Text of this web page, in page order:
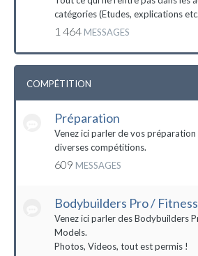
catégories (Etudes, explications
1 464 MESSAGES
COMPÉTITION
Préparation
Venez ici parler de vos
diverses compétitions.
609 MESSAGES
Bodybuilders Pro /
Venez ici parler des Bodybuilders
Models.
Photos, Videos, tout est permis !